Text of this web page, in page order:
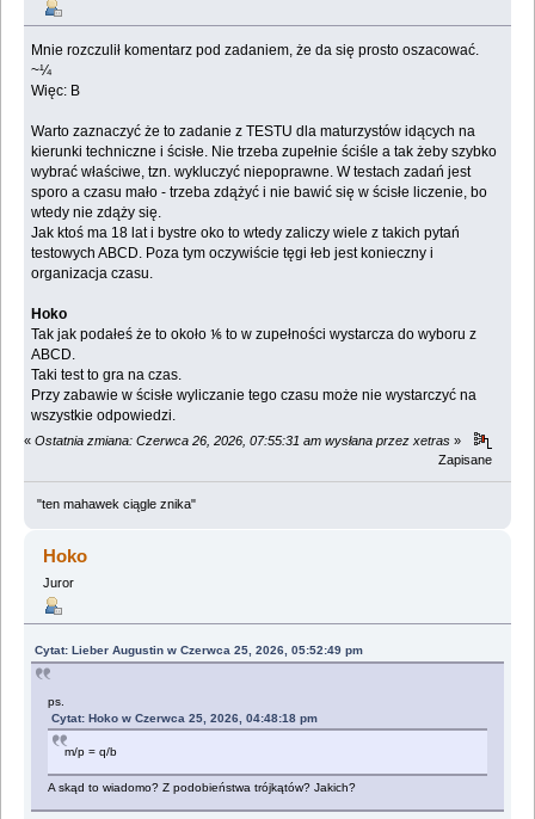
Mnie rozczulił komentarz pod zadaniem, że da się prosto oszacować.
~¼
Więc: B
Warto zaznaczyć że to zadanie z TESTU dla maturzystów idących na
kierunki techniczne i ścisłe. Nie trzeba zupełnie ściśle a tak żeby szybko
wybrać właściwe, tzn. wykluczyć niepoprawne. W testach zadań jest
sporo a czasu mało - trzeba zdążyć i nie bawić się w ścisłe liczenie, bo
wtedy nie zdąży się.
Jak ktoś ma 18 lat i bystre oko to wtedy zaliczy wiele z takich pytań
testowych ABCD. Poza tym oczywiście tęgi łeb jest konieczny i
organizacja czasu.
Hoko
Tak jak podałeś że to około ⅙ to w zupełności wystarcza do wyboru z
ABCD.
Taki test to gra na czas.
Przy zabawie w ścisłe wyliczanie tego czasu może nie wystarczyć na
wszystkie odpowiedzi.
« Ostatnia zmiana: Czerwca 26, 2026, 07:55:31 am wysłana przez xetras »
Zapisane
"ten mahawek ciągle znika"
Hoko
Juror
Cytat: Lieber Augustin w Czerwca 25, 2026, 05:52:49 pm
ps.
Cytat: Hoko w Czerwca 25, 2026, 04:48:18 pm
m/p = q/b
A skąd to wiadomo? Z podobieństwa trójkątów? Jakich?